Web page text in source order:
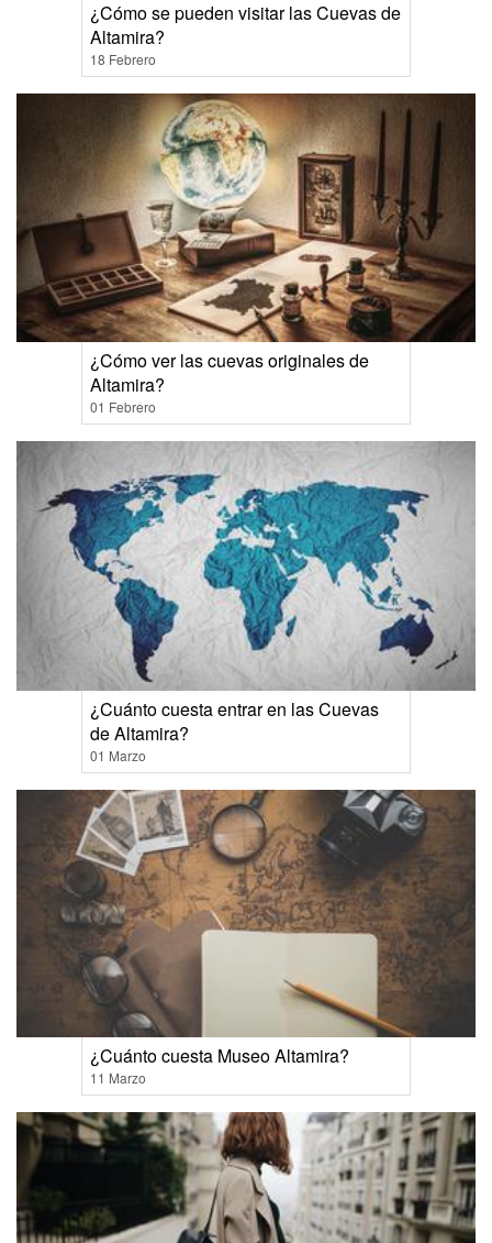
¿Cómo se pueden visitar las Cuevas de
Altamira?
18 Febrero
¿Cómo ver las cuevas originales de
Altamira?
01 Febrero
¿Cuánto cuesta entrar en las Cuevas
de Altamira?
01 Marzo
¿Cuánto cuesta Museo Altamira?
11 Marzo